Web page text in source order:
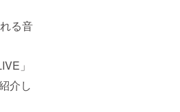
る音
」
介し